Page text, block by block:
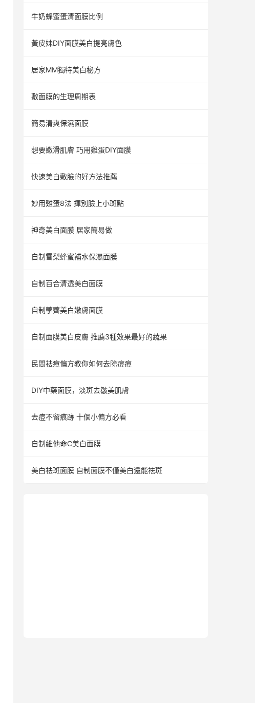
牛奶蜂蜜蛋清面膜比例
黃皮妹DIY面膜美白提亮膚色
居家MM獨特美白秘方
敷面膜的生理周期表
簡易清爽保濕面膜
想要嫩滑肌膚 巧用雞蛋DIY面膜
快速美白敷臉的好方法推薦
妙用雞蛋8法 揮別臉上小斑點
神奇美白面膜 居家簡易做
自制雪梨蜂蜜補水保濕面膜
自制百合清透美白面膜
自制荸薺美白嫩膚面膜
自制面膜美白皮膚 推薦3種效果最好的蔬果
民間祛痘偏方教你如何去除痘痘
DIY中藥面膜，淡斑去皺美肌膚
去痘不留痕跡 十個小偏方必看
自制維他命C美白面膜
美白祛斑面膜 自制面膜不僅美白還能祛斑